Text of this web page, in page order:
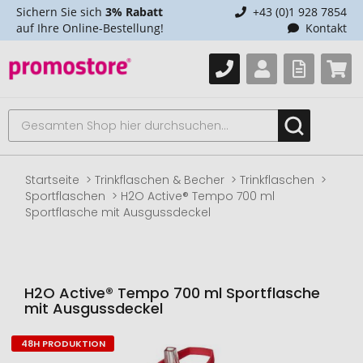
Sichern Sie sich 3% Rabatt
auf Ihre Online-Bestellung!
+43 (0)1 928 7854
Kontakt
Startseite Trinkflaschen & Becher
Trinkflaschen
Sportflaschen
H2O Active® Tempo 700 ml
Sportflasche mit Ausgussdeckel
H2O Active® Tempo 700 ml Sportflasche
mit Ausgussdeckel
Zum
48H PRODUKTION